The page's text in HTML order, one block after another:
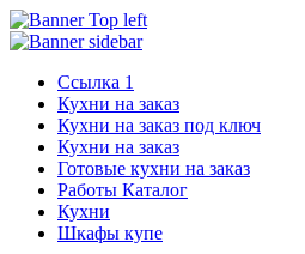
Ссылка 1
Кухни на заказ
Кухни на заказ под ключ
Кухни на заказ
Готовые кухни на заказ
Работы Каталог
Кухни
Шкафы купе